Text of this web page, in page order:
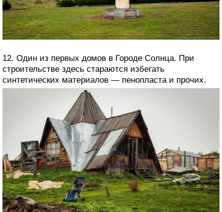
12. Один из первых домов в Городе Солнца. При
строительстве здесь стараются избегать
синтетических материалов — пенопласта и прочих.